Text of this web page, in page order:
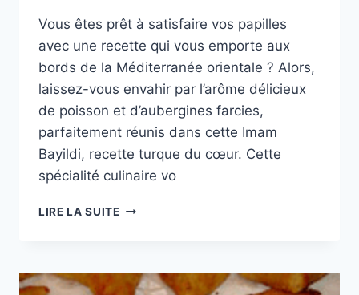
Vous êtes prêt à satisfaire vos papilles
avec une recette qui vous emporte aux
bords de la Méditerranée orientale ? Alors,
laissez-vous envahir par l’arôme délicieux
de poisson et d’aubergines farcies,
parfaitement réunis dans cette Imam
Bayildi, recette turque du cœur. Cette
spécialité culinaire vo
LIRE LA SUITECUISINE